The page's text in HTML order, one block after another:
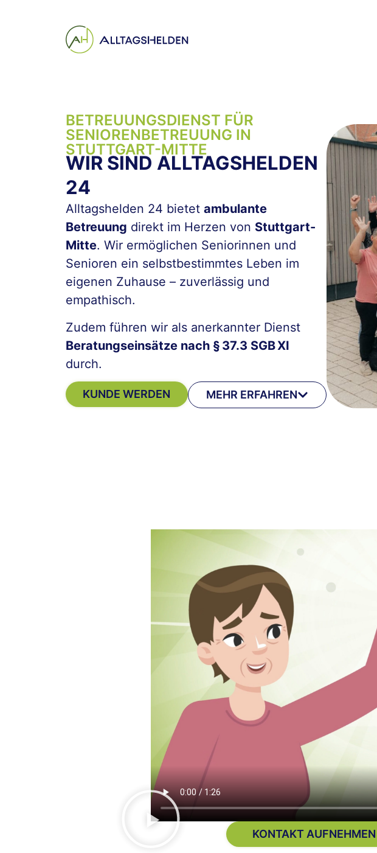
BETREUUNGSDIENST FÜR
SENIOREN­BETREUUNG IN
STUTTGART-MITTE
WIR SIND ALLTAGSHELDEN
24
Alltagshelden 24 bietet ambulante
Betreuung direkt im Herzen von Stuttgart-
Mitte. Wir ermöglichen Seniorinnen und
Senioren ein selbstbestimmtes Leben im
eigenen Zuhause – zuverlässig und
empathisch.
Zudem führen wir als anerkannter Dienst
Beratungseinsätze nach § 37.3 SGB XI
durch.
KUNDE WERDEN MEHR ERFAHREN
KONTAKT AUFNEHMEN